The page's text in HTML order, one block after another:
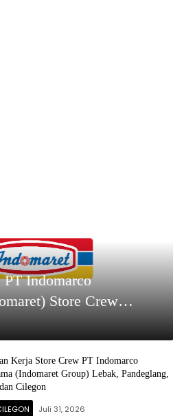
Indomarco
Store Crew
Kerja Store Crew PT Indomarco
(Indomaret Group) Lebak, Pandeglang,
Cilegon
Juli 31, 2026